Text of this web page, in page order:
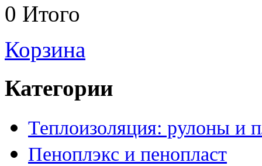
0 Итого
Корзина
Категории
Теплоизоляция: рулоны и
Пеноплэкс и пенопласт